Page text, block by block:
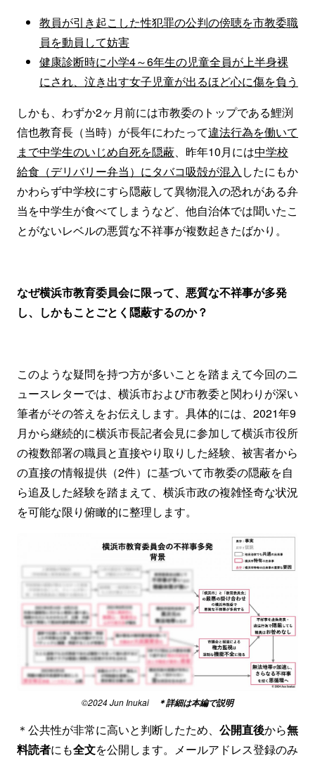
教員が引き起こした性犯罪の公判の傍聴を市教委職
員を動員して妨害
健康診断時に小学4～6年生の児童全員が上半身裸
にされ、泣き出す女子児童が出るほど心に傷を負う
しかも、わずか2ヶ月前には市教委のトップである鯉渕
信也教育長（当時）が長年にわたって違法行為を働いて
まで中学生のいじめ自死を隠蔽、昨年10月には中学校
給食（デリバリー弁当）にタバコ吸殻が混入 したにもか
かわらず中学校にすら隠蔽して異物混入の恐れがある弁
当を中学生が食べてしまうなど、他自治体では聞いたこ
とがないレベルの悪質な不祥事が複数起きたばかり。
なぜ横浜市教育委員会に限って、悪質な不祥事が多発
し、しかもことごとく隠蔽するのか？
このような疑問を持つ方が多いことを踏まえて今回のニ
ュースレターでは、横浜市および市教委と関わりが深い
筆者がその答えをお伝えします。具体的には、2021年9
月から継続的に横浜市長記者会見に参加して横浜市役所
の複数部署の職員と直接やり取りした経験、被害者から
の直接の情報提供（2件）に基づいて市教委の隠蔽を自
ら追及した経験を踏まえて、横浜市政の複雑怪奇な状況
を可能な限り俯瞰的に整理します。
©️2024 Jun Inukai ＊詳細は本編で説明
＊公共性が非常に高いと判断したため、 公開直後から無
料読者にも全文を公開します。メールアドレス登録のみ